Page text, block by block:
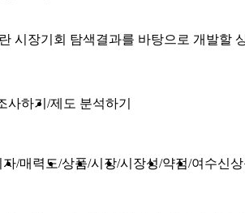
시장기회 탐색결과를 바탕으로 개발할
사하기 제도 분석하기
자 매력도 상품 시장 시장성 약점 여수신상